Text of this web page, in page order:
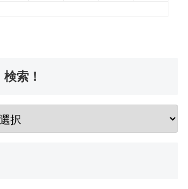
索！